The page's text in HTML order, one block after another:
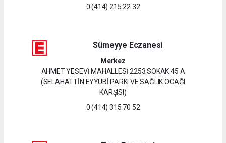
0 (414) 215 22 32
Sümeyye Eczanesi
Merkez
AHMET YESEVİ MAHALLESİ 2253.SOKAK 45 A
(SELAHATTİN EYYÜBİ PARKI VE SAĞLIK OCAĞI
KARŞISI)
0 (414) 315 70 52